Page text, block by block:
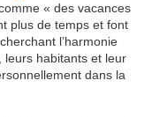
« des vacances
plus de temps et font
l’harmonie
leurs habitants et leur
dans la